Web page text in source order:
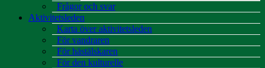
Frågor och svar
Aktivitetsleden
Karta över aktivitetsleden
För vandraren
För hästälskaren
För den kulturelle